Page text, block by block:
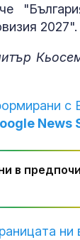
2027".
с
News
в
ни